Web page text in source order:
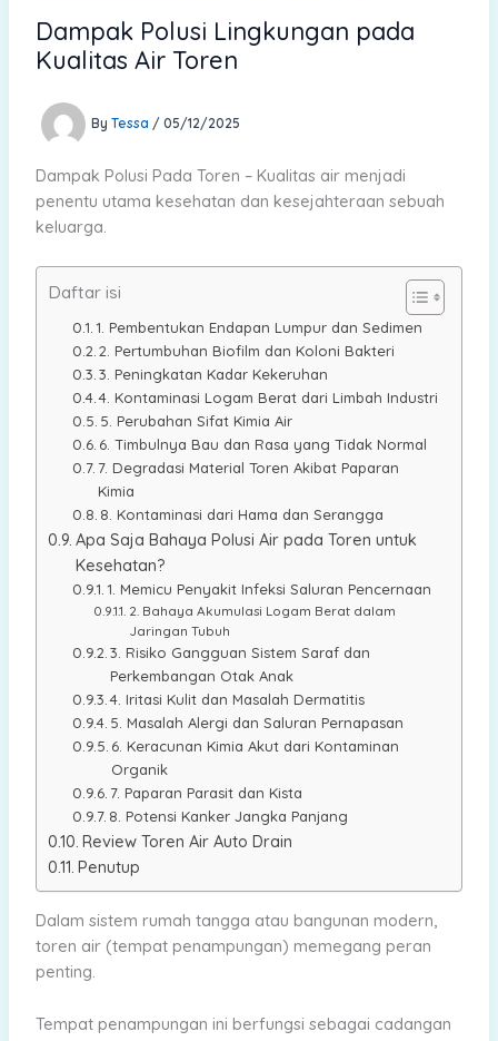
Dampak Polusi Lingkungan pada
Kualitas Air Toren
By Tessa / 05/12/2025
Dampak Polusi Pada Toren – Kualitas air menjadi
penentu utama kesehatan dan kesejahteraan sebuah
keluarga.
Daftar isi
1. Pembentukan Endapan Lumpur dan Sedimen
2. Pertumbuhan Biofilm dan Koloni Bakteri
3. Peningkatan Kadar Kekeruhan
4. Kontaminasi Logam Berat dari Limbah Industri
5. Perubahan Sifat Kimia Air
6. Timbulnya Bau dan Rasa yang Tidak Normal
7. Degradasi Material Toren Akibat Paparan
Kimia
8. Kontaminasi dari Hama dan Serangga
Apa Saja Bahaya Polusi Air pada Toren untuk
Kesehatan?
1. Memicu Penyakit Infeksi Saluran Pencernaan
2. Bahaya Akumulasi Logam Berat dalam
Jaringan Tubuh
3. Risiko Gangguan Sistem Saraf dan
Perkembangan Otak Anak
4. Iritasi Kulit dan Masalah Dermatitis
5. Masalah Alergi dan Saluran Pernapasan
6. Keracunan Kimia Akut dari Kontaminan
Organik
7. Paparan Parasit dan Kista
8. Potensi Kanker Jangka Panjang
Review Toren Air Auto Drain
Penutup
Dalam sistem rumah tangga atau bangunan modern,
toren air (tempat penampungan) memegang peran
penting.
Tempat penampungan ini berfungsi sebagai cadangan